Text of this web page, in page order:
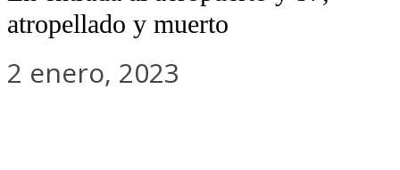
atropellado y muerto
2 enero, 2023